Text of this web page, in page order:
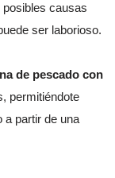
causas
ser laborioso.
de pescado con
permitiéndote
a partir de una